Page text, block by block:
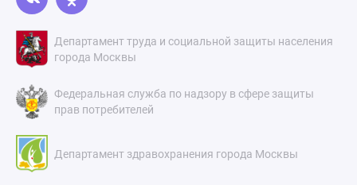
Департамент труда и социальной защиты населения
города Москвы
Федеральная служба по надзору в сфере защиты
прав потребителей
Департамент здравохранения города Москвы